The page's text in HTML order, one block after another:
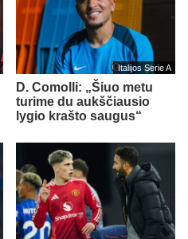
Italijos Serie A
D. Comolli: „Šiuo metu
turime du aukščiausio
lygio krašto saugus“